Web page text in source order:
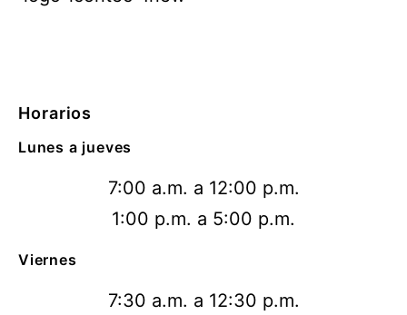
Horarios
Lunes a jueves
7:00 a.m. a 12:00 p.m.
1:00 p.m. a 5:00 p.m.
Viernes
7:30 a.m. a 12:30 p.m.